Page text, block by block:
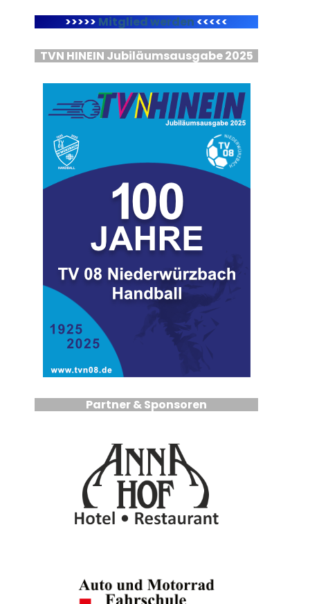
>>>>> Mitglied werden <<<<<
TVN HINEIN Jubiläumsausgabe 2025
Partner & Sponsoren